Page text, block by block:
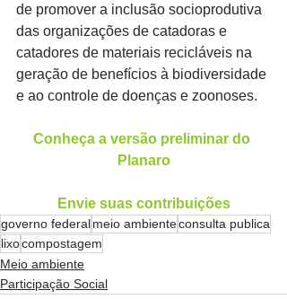
de promover a inclusão socioprodutiva
das organizações de catadoras e
catadores de materiais recicláveis na
geração de benefícios à biodiversidade
e ao controle de doenças e zoonoses.
Conheça a versão preliminar do
Planaro
Envie suas contribuições
governo federalmeio ambienteconsulta publica
lixocompostagem
Meio ambiente
Participação Social